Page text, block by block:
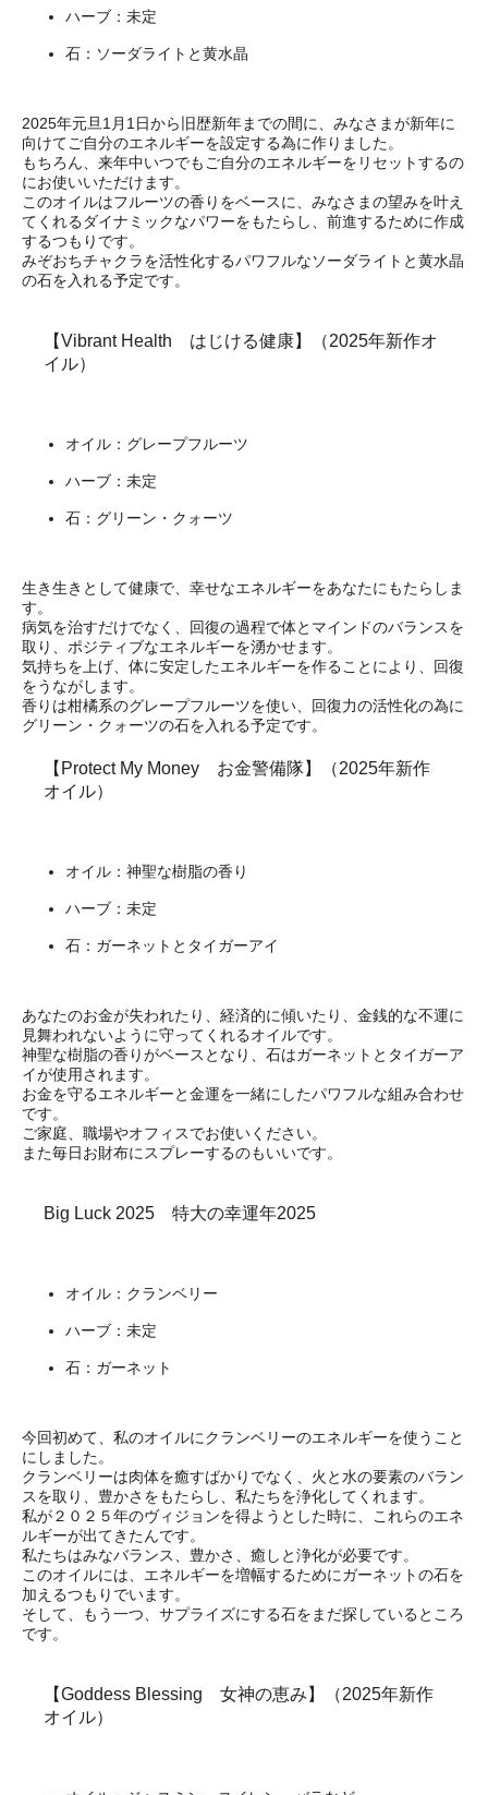
ハーブ：未定
石：ソーダライトと黄水晶
2025年元旦1月1日から旧歴新年までの間に、みなさまが新年に
向けてご自分のエネルギーを設定する為に作りました。
もちろん、来年中いつでもご自分のエネルギーをリセットするの
にお使いいただけます。
このオイルはフルーツの香りをベースに、みなさまの望みを叶え
てくれるダイナミックなパワーをもたらし、前進するために作成
するつもりです。
みぞおちチャクラを活性化するパワフルなソーダライトと黄水晶
の石を入れる予定です。
【Vibrant Health はじける健康】（2025年新作オ
イル）
オイル：グレープフルーツ
ハーブ：未定
石：グリーン・クォーツ
生き生きとして健康で、幸せなエネルギーをあなたにもたらしま
す。
病気を治すだけでなく、回復の過程で体とマインドのバランスを
取り、ポジティブなエネルギーを湧かせます。
気持ちを上げ、体に安定したエネルギーを作ることにより、回復
をうながします。
香りは柑橘系のグレープフルーツを使い、回復力の活性化の為に
グリーン・クォーツの石を入れる予定です。
【Protect My Money お金警備隊】（2025年新作
オイル）
オイル：神聖な樹脂の香り
ハーブ：未定
石：ガーネットとタイガーアイ
あなたのお金が失われたり、経済的に傾いたり、金銭的な不運に
見舞われないように守ってくれるオイルです。
神聖な樹脂の香りがベースとなり、石はガーネットとタイガーア
イが使用されます。
お金を守るエネルギーと金運を一緒にしたパワフルな組み合わせ
です。
ご家庭、職場やオフィスでお使いください。
また毎日お財布にスプレーするのもいいです。
Big Luck 2025 特大の幸運年2025
オイル：クランベリー
ハーブ：未定
石：ガーネット
今回初めて、私のオイルにクランベリーのエネルギーを使うこと
にしました。
クランベリーは肉体を癒すばかりでなく、火と水の要素のバラン
スを取り、豊かさをもたらし、私たちを浄化してくれます。
私が２０２５年のヴィジョンを得ようとした時に、これらのエネ
ルギーが出てきたんです。
私たちはみなバランス、豊かさ、癒しと浄化が必要です。
このオイルには、エネルギーを増幅するためにガーネットの石を
加えるつもりでいます。
そして、もう一つ、サプライズにする石をまだ探しているところ
です。
【Goddess Blessing 女神の恵み】（2025年新作
オイル）